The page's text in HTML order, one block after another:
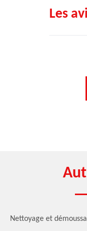
Les
Nettoyage et